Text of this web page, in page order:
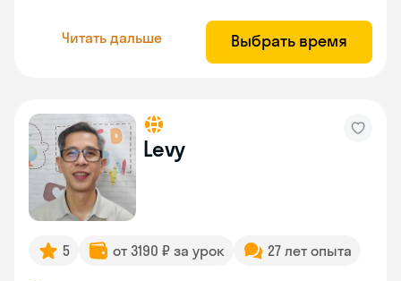
Читать дальше Выбрать время
Levy
5 от 3190 ₽ за урок 27 лет опыта